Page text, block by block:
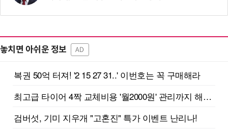
놓치면 아쉬운 정보 AD